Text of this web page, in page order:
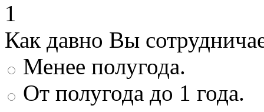
1
Как давно Вы
Менее полугода.
От полугода до 1 года.